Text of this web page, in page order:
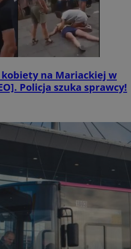
na Mariackiej w
Policja szuka sprawcy!